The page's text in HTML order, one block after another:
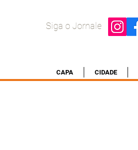
Siga o Jornale
CAPA CIDADE